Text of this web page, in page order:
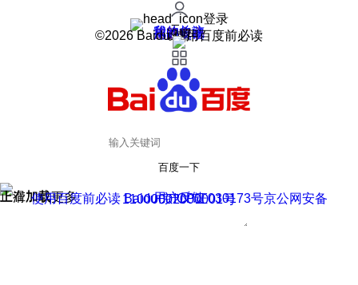
登录
我的关注
我的收藏
皮肤中心
用户反馈
设置
©2026 Baidu 使用百度前必读
百度一下
正在加载
上滑加载更多 用户反馈
使用百度前必读 Baidu 京ICP证030173号
京公网安备11000002000001号